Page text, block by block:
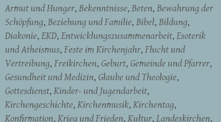
Armut und Hunger Bekenntnisse Beten Bewahrung der
Schöpfung Beziehung und Familie Bibel Bildung
Diakonie EKD Entwicklungszusammenarbeit Esoterik
und Atheismus Feste im Kirchenjahr Flucht und
Vertreibung Freikirchen Geburt Gemeinde und Pfarrer
Gesundheit und Medizin Glaube und Theologie
Gottesdienst Kinder- und Jugendarbeit
Kirchengeschichte Kirchenmusik Kirchentag
Konfirmation Krieg und Frieden Kultur Landeskirchen